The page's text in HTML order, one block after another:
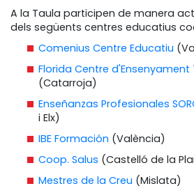
A la Taula participen de manera
dels següents centres educatius
Comenius Centre Educatiu
Florida Centre
(Catarroja)
Enseñanzas Profesionales
i Elx)
IBE Formación (València)
Coop. Salus (Castelló de la
Mestres de la Creu (Mislata)